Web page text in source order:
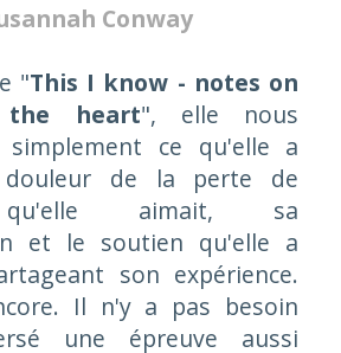
Conway
"This I know - notes on
the heart", elle nous
ce qu'elle a
de la perte de
qu'elle aimait, sa
et le soutien qu'elle a
son expérience.
Il n'y a pas besoin
une épreuve aussi